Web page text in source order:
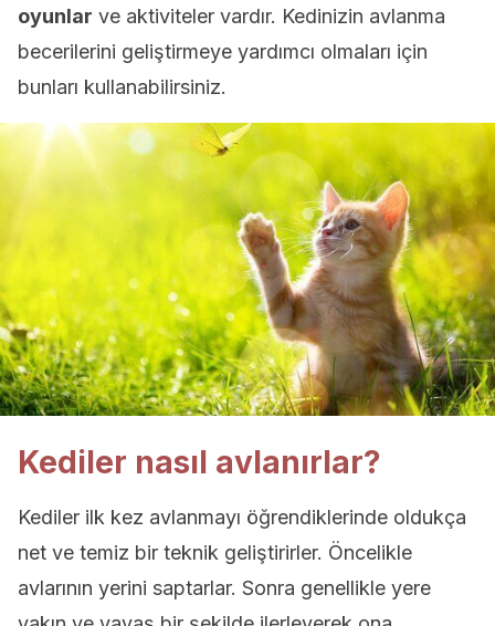
oyunlar ve aktiviteler vardır. Kedinizin avlanma
becerilerini geliştirmeye yardımcı olmaları için
bunları kullanabilirsiniz.
Kediler nasıl avlanırlar?
Kediler ilk kez avlanmayı öğrendiklerinde oldukça
net ve temiz bir teknik geliştirirler. Öncelikle
avlarının yerini saptarlar. Sonra genellikle yere